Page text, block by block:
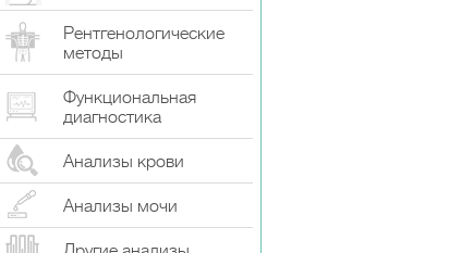
Рентгенологические
методы
Функциональная
диагностика
Анализы крови
Анализы мочи